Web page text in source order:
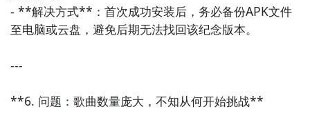
- **解决方式**：首次成功安装后，务必备份APK文件
至电脑或云盘，避免后期无法找回该纪念版本。
---
**6. 问题：歌曲数量庞大，不知从何开始挑战**